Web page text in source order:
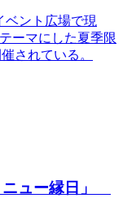
ベント広場で現
ーマにした夏季限
されている。
ニュー縁日」